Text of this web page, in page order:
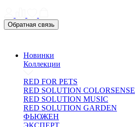
Обратная связь
Новинки
Коллекции
RED FOR PETS
RED SOLUTION COLORSENSE
RED SOLUTION MUSIC
RED SOLUTION GARDEN
ФЬЮЖЕН
ЭКСПЕРТ